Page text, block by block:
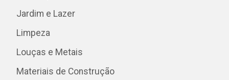
Jardim e Lazer
Limpeza
Louças e Metais
Materiais de Construção